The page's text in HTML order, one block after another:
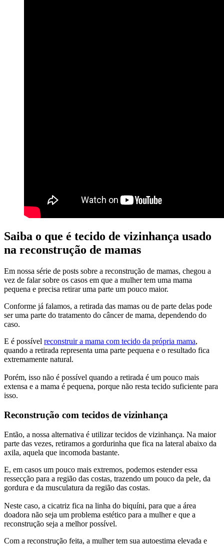
Saiba o que é tecido de vizinhança usado
na reconstrução de mamas
Em nossa série de posts sobre a reconstrução de mamas, chegou a
vez de falar sobre os casos em que a mulher tem uma mama
pequena e precisa retirar uma parte um pouco maior.
Conforme já falamos, a retirada das mamas ou de parte delas pode
ser uma parte do tratamento do câncer de mama, dependendo do
caso.
E é possível reconstruir a mama com tecido da própria mama,
quando a retirada representa uma parte pequena e o resultado fica
extremamente natural.
Porém, isso não é possível quando a retirada é um pouco mais
extensa e a mama é pequena, porque não resta tecido suficiente para
isso.
Reconstrução com tecidos de vizinhança
Então, a nossa alternativa é utilizar tecidos de vizinhança. Na maior
parte das vezes, retiramos a gordurinha que fica na lateral abaixo da
axila, aquela que incomoda bastante.
E, em casos um pouco mais extremos, podemos estender essa
ressecção para a região das costas, trazendo um pouco da pele, da
gordura e da musculatura da região das costas.
Neste caso, a cicatriz fica na linha do biquíni, para que a área
doadora não seja um problema estético para a mulher e que a
reconstrução seja a melhor possível.
Com a reconstrução feita, a mulher tem sua autoestima elevada e